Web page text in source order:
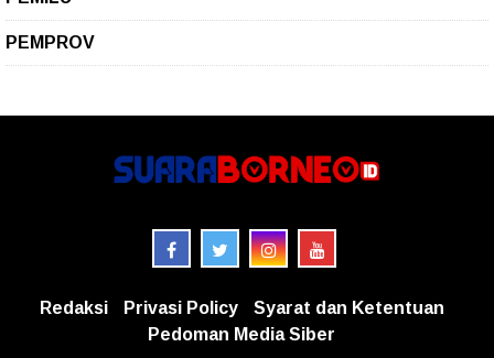
PEMPROV
Redaksi Privasi Policy
Syarat dan Ketentuan
Pedoman Media Siber